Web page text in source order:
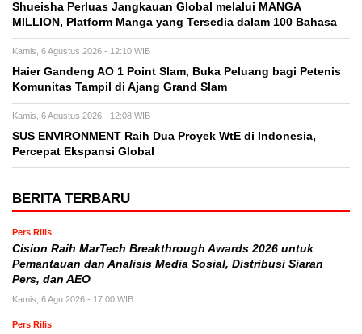
Shueisha Perluas Jangkauan Global melalui MANGA
MILLION, Platform Manga yang Tersedia dalam 100 Bahasa
Kamis, 6 Agustus 2026 - 12:10 WIB
Haier Gandeng AO 1 Point Slam, Buka Peluang bagi Petenis
Komunitas Tampil di Ajang Grand Slam
Kamis, 6 Agustus 2026 - 12:08 WIB
SUS ENVIRONMENT Raih Dua Proyek WtE di Indonesia,
Percepat Ekspansi Global
BERITA TERBARU
Pers Rilis
Cision Raih MarTech Breakthrough Awards 2026 untuk
Pemantauan dan Analisis Media Sosial, Distribusi Siaran
Pers, dan AEO
Kamis, 6 Agu 2026 - 17:00 WIB
Pers Rilis